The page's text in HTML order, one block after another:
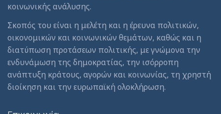
κοινωνικής ανάλυσης.
Σκοπός του είναι η μελέτη και η έρευνα πολιτικών,
οικονομικών και κοινωνικών θεμάτων, καθώς και η
διατύπωση προτάσεων πολιτικής, με γνώμονα την
ενδυνάμωση της δημοκρατίας, την ισόρροπη
ανάπτυξη κράτους, αγορών και κοινωνίας, τη χρηστή
διοίκηση και την ευρωπαϊκή ολοκλήρωση.